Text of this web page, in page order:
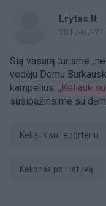
Lrytas.lt
2017-07-21
Šią vasarą tariame
vedėju Domu
kampelius. „Keliauk
susipažinsime su
Keliauk su reporteriu
kelionės po Lietuvą